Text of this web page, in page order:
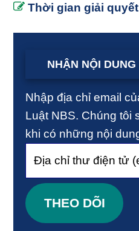
Thời gian giải
NHẬN NỘI
Nhập địa chỉ email
Luật NBS. Chúng tôi
khi có những nội
thư
điện
tử
THEO DÕI